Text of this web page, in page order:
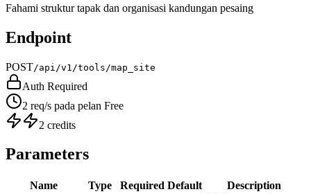
Fahami struktur tapak dan organisasi kandungan pesaing
Endpoint
POST/api/v1/tools/map_site
Auth Required
2 req/s pada pelan Free
2 credits
Parameters
Name Type Required Default Description